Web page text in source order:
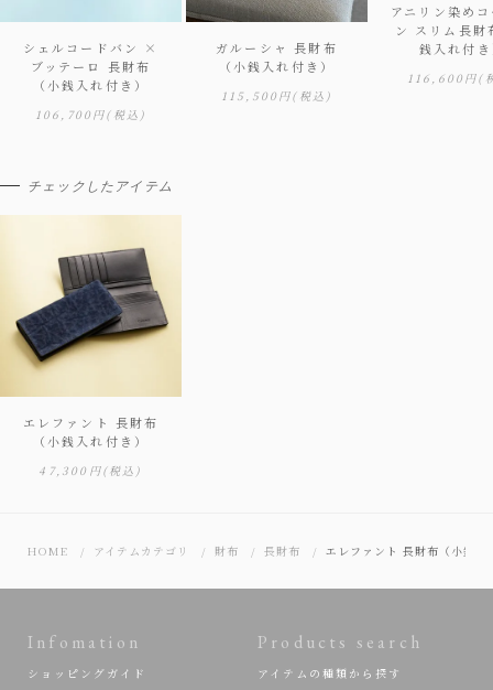
シェルコードバン ×
ブッテーロ 長財布
（小銭入れ付き）
106,700円(税込)
ガルーシャ 長財布
（小銭入れ付き）
115,500円(税込)
アニリン染め
ン スリム長財
銭入れ付
116,600円(
チェックしたアイテム
エレファント 長財布
（小銭入れ付き）
47,300円(税込)
HOME アイテムカテゴリ 財布 長財布 エレファント 長財布（小銭入
Infomation
ショッピングガイド
Products search
アイテムの種類から探す